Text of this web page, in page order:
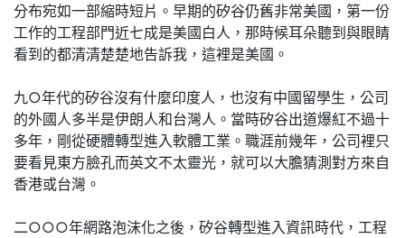
分布宛如一部縮時短片。早期的矽谷仍舊非常美國，第一份
工作的工程部門近七成是美國白人，那時候耳朵聽到與眼睛
看到的都清清楚楚地告訴我，這裡是美國。
九○年代的矽谷沒有什麼印度人，也沒有中國留學生，公司
的外國人多半是伊朗人和台灣人。當時矽谷出道爆紅不過十
多年，剛從硬體轉型進入軟體工業。職涯前幾年，公司裡只
要看見東方臉孔而英文不太靈光，就可以大膽猜測對方來自
香港或台灣。
二○○○年網路泡沫化之後，矽谷轉型進入資訊時代，工程